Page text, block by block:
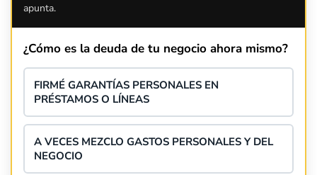
apunta.
¿Cómo es la deuda de tu negocio ahora mismo?
FIRMÉ GARANTÍAS PERSONALES EN
PRÉSTAMOS O LÍNEAS
A VECES MEZCLO GASTOS PERSONALES Y DEL
NEGOCIO